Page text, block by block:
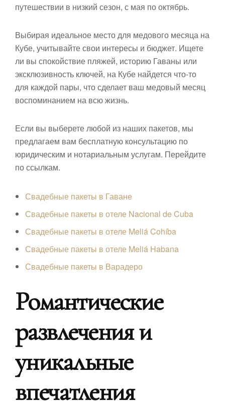
путешествии в низкий сезон, с мая по октябрь.
Выбирая идеальное место для медового месяца на
Кубе, учитывайте свои интересы и бюджет. Ищете
ли вы спокойствие пляжей, историю Гаваны или
эксклюзивность ключей, на Кубе найдется что-то
для каждой пары, что сделает ваш медовый месяц
воспоминанием на всю жизнь.
Если вы выберете любой из наших пакетов, мы
предлагаем вам бесплатную консультацию по
юридическим и нотариальным услугам. Перейдите
по ссылкам.
Свадебные пакеты в Гаване
Свадебные пакеты в отеле Nacional de Cuba
Свадебные пакеты в отеле Meliá Cohíba
Свадебные пакеты в отеле Meliá Habana
Свадебные пакеты в Варадеро
Романтические
развлечения и
уникальные
впечатления